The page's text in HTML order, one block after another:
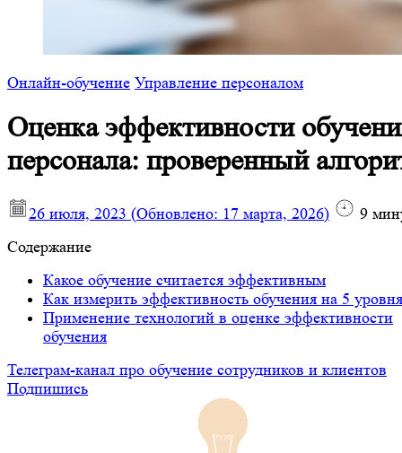
Онлайн-обучение Управление персоналом
Оценка эффективности
персонала: проверенный
26 июля, 2023 (Обновлено: 17 марта, 2026) 9
Содержание
Какое обучение считается эффективным
Как измерить эффективность обучения на 5
Применение технологий в оценке эффективности
обучения
Телеграм-канал про обучение сотрудников и клиентов
Подпишись